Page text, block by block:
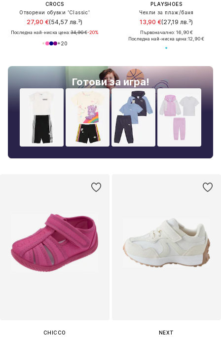
CROCS
Отворени обувки 'Classic'
27,90 €(54,57 лв.³)
Последна най-ниска цена:34,90 €-20%
+20
Готови за игра!
PLAYSHOES
Чехли за плаж/баня
13,90 €(27,19 лв.³)
Първоначално: 16,90 €
Последна най-ниска цена:12,90 €
CHICCO
NEXT